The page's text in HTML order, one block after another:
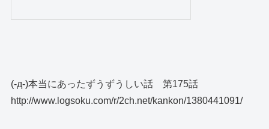
(-д-)本当にあったずうずうしい話 第175話
http://www.logsoku.com/r/2ch.net/kankon/1380441091/